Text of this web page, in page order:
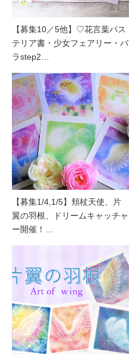
【募集10／5他】♡花言葉パス
テリア書・少女フェアリー・バ
ラstep2…
【募集1/4,1/5】頬杖天使、片
翼の羽根、ドリームキャッチャ
ー開催！…